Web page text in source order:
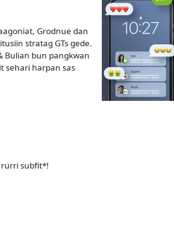
Grodnue dan
stratag GTs gede.
Bulian bun pangkwan
sehari harpan sas
rurri subfit*!